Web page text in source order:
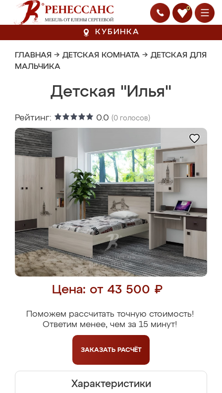
0
КУБИНКА
ГЛАВНАЯ → ДЕТСКАЯ КОМНАТА → ДЕТСКАЯ ДЛЯ
МАЛЬЧИКА
Детская "Илья"
Рейтинг: 0.0 (0 голосов)
Цена: от 43 500 ₽
Поможем рассчитать точную стоимость!
Ответим менее, чем за 15 минут!
ЗАКАЗАТЬ РАСЧЁТ
Характеристики